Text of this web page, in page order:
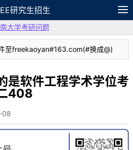
研究生招生
APP 笔记
大学考研问题
至freekaoyan#163.com(#换成@)
是软件工程学术学位考
408
08